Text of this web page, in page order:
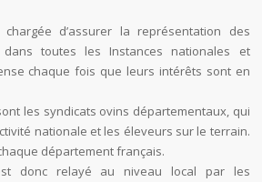
d’assurer la représentation des
toutes les Instances nationales et
chaque fois que leurs intérêts sont en
les syndicats ovins départementaux, qui
nationale et les éleveurs sur le terrain.
département français.
donc relayé au niveau local par les